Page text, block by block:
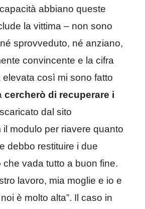
abbiano queste
la vittima – non sono
sprovveduto, né anziano,
convincente e la cifra
elevata così mi sono fatto
cercherò di recuperare i
dal sito
il modulo per riavere quanto
debbo restituire i due
che vada tutto a buon fine.
lavoro, mia moglie e io e
è molto alta”. Il caso in